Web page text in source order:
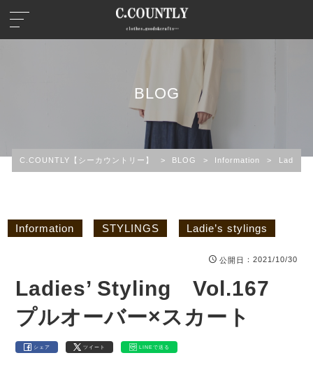
BLOG
C.COUNTLY【シーカウントリー】 > BLOG > Information > Ladies’
Information STYLINGS Ladie’s stylings
公開日 ：2021/10/30
Ladies’ Styling Vol.167
プルオーバー×スカート
シェア ツイート LINEで送る